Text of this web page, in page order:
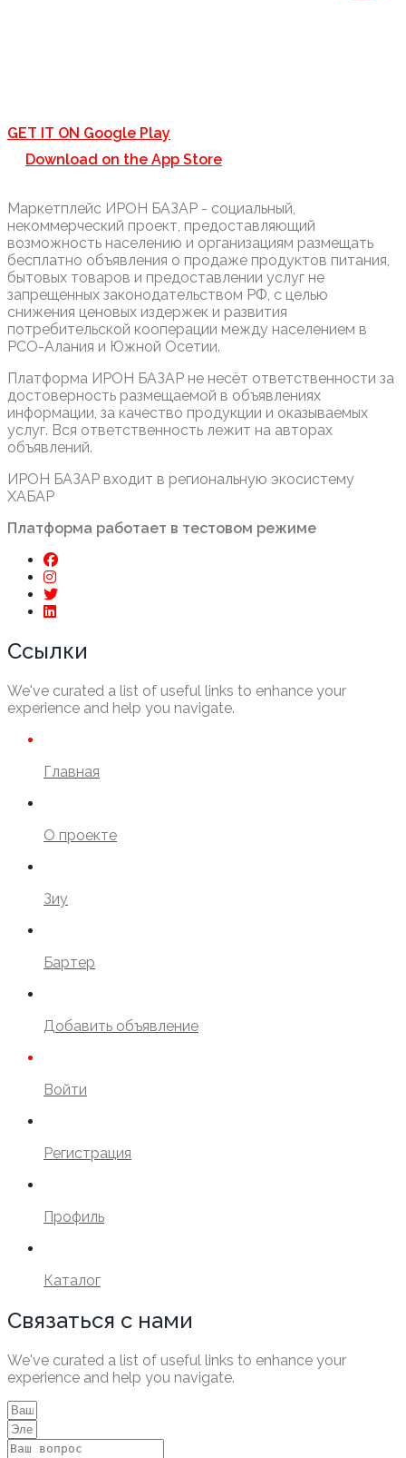
GET IT ON Google Play
Download on the App Store
Маркетплейс ИРОН БАЗАР - социальный,
некоммерческий проект, предоставляющий
возможность населению и организациям размещать
бесплатно объявления о продаже продуктов питания,
бытовых товаров и предоставлении услуг не
запрещенных законодательством РФ, с целью
снижения ценовых издержек и развития
потребительской кооперации между населением в
РСО-Алания и Южной Осетии.
Платформа ИРОН БАЗАР не несёт ответственности за
достоверность размещаемой в объявлениях
информации, за качество продукции и оказываемых
услуг. Вся ответственность лежит на авторах
объявлений.
ИРОН БАЗАР входит в региональную экосистему
ХАБАР
Платформа работает в тестовом режиме
Ссылки
We've curated a list of useful links to enhance your
experience and help you navigate.
Главная
О проекте
Зиу
Бартер
Добавить объявление
Войти
Регистрация
Профиль
Каталог
Связаться с нами
We've curated a list of useful links to enhance your
experience and help you navigate.